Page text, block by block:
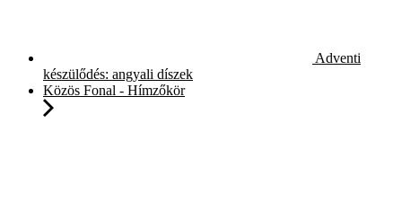
Adventi
készülődés: angyali díszek
Közös Fonal - Hímzőkör